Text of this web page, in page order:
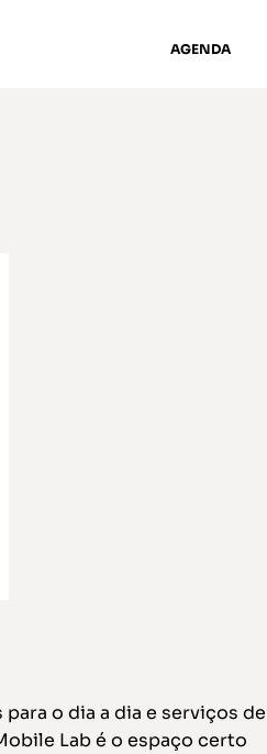
AGENDA
o dia a dia e serviços de
Lab é o espaço certo